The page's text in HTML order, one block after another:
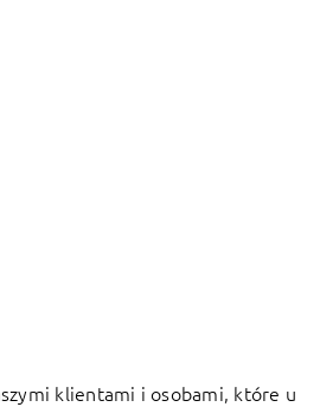
klientami i osobami, które u